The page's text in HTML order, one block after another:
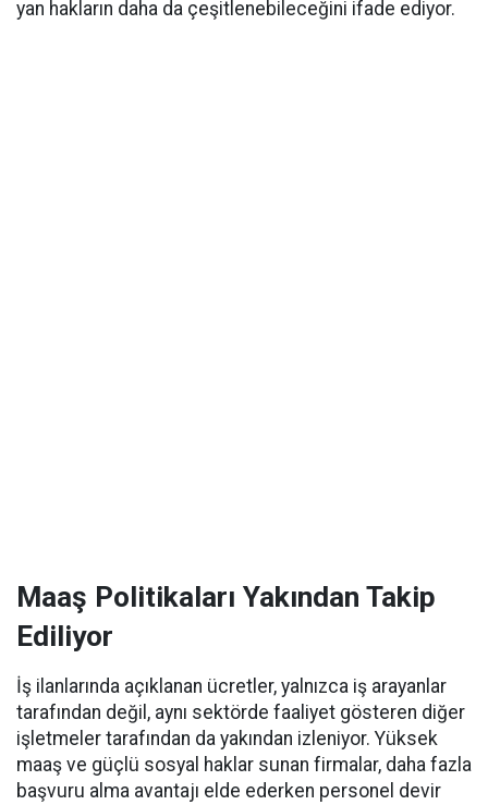
yan hakların daha da çeşitlenebileceğini ifade ediyor.
Maaş Politikaları Yakından Takip
Ediliyor
İş ilanlarında açıklanan ücretler, yalnızca iş arayanlar
tarafından değil, aynı sektörde faaliyet gösteren diğer
işletmeler tarafından da yakından izleniyor. Yüksek
maaş ve güçlü sosyal haklar sunan firmalar, daha fazla
başvuru alma avantajı elde ederken personel devir